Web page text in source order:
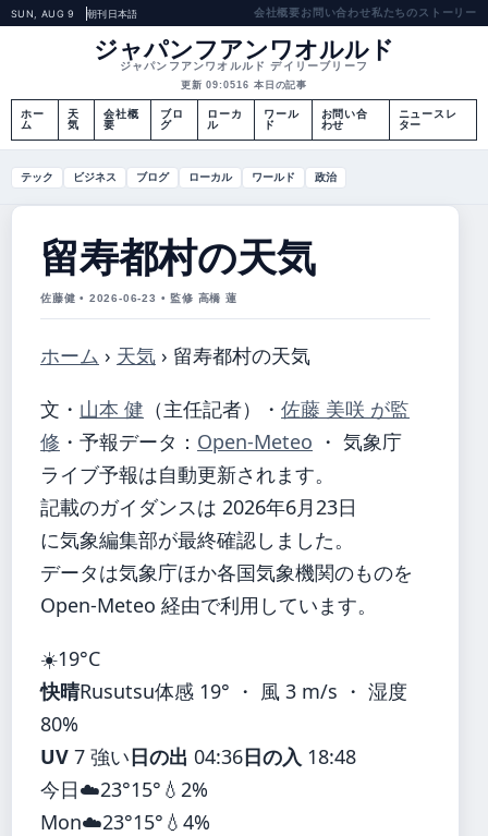
SUN, AUG 9 朝刊日本語 会社概要お問い合わせ私たちのストーリー
ジャパンフアンワオルルド
ジャパンフアンワオルルド デイリーブリーフ
更新 09:0516 本日の記事
ホー
ム
天
気
会社概
要
ブロ
グ
ローカ
ル
ワール
ド
お問い合
わせ
ニュースレ
ター
テック ビジネス ブログ ローカル ワールド 政治
留寿都村の天気
佐藤健 • 2026-06-23 • 監修 高橋 蓮
ホーム › 天気 › 留寿都村の天気
文・ 山本 健 （主任記者） ・ 佐藤 美咲 が監
修 ・ 予報データ： Open-Meteo ・ 気象庁
ライブ予報は自動更新されます。
記載のガイダンスは 2026年6月23日
に気象編集部が最終確認しました。
データは気象庁ほか各国気象機関のものを
Open-Meteo 経由で利用しています。
☀️19°C
快晴Rusutsu体感 19° ・ 風 3 m/s ・ 湿度
80%
UV 7 強い日の出 04:36日の入 18:48
今日☁️23°15° 💧2%
Mon☁️23°15° 💧4%